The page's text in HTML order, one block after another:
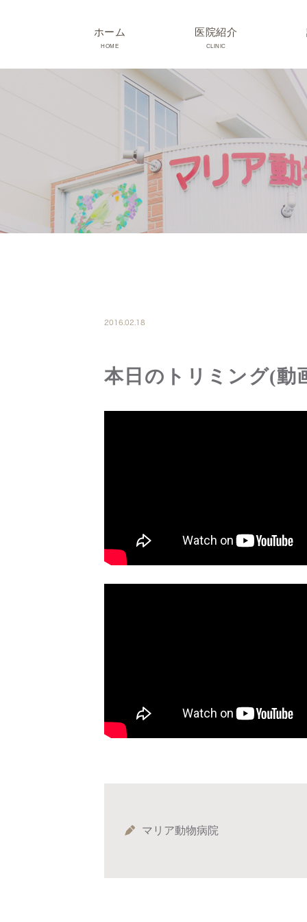
ホーム
HOME
医院紹介
CLINIC
院長･スタッフ紹介
診療時間･アクセス
院内紹介･初診の方へ
医院設備
2016.02.18
本日のトリミング(動
マリア動物病院